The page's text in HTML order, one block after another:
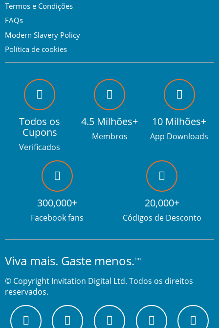
Termos e Condições
FAQs
Modern Slavery Policy
Política de cookies
Todos os
Cupons
Verificados
4.5 Milhões+
Membros
10 Milhões+
App Downloads
300,000+
Facebook fans
20,000+
Códigos de Desconto
Viva mais. Gaste menos.tm
© Copyright Invitation Digital Ltd. Todos os direitos
reservados.